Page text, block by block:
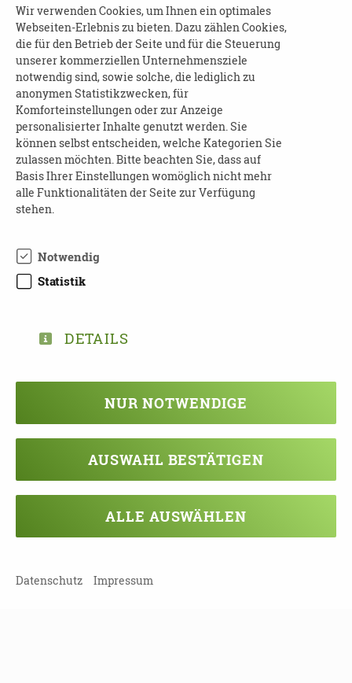
Anmeldung erforderlich
AUSKÜNFTE:
Maßnahme Kompetenzaufgaben Demenz
Frau Augustin, Frau Backhaus
Telefon: 0351-416 60 47
E-Mail:demenz@dpbv-online.de
Internet:www.dpbv-online.de
DOWNLOAD
MMD_2023-3.Q.PDF
TEILEN
ZURÜCK ZUR ÜBERSICHT
Wir verwenden Cookies, um Ihnen ein optimales
Webseiten-Erlebnis zu bieten. Dazu zählen Cookies,
die für den Betrieb der Seite und für die Steuerung
unserer kommerziellen Unternehmensziele
notwendig sind, sowie solche, die lediglich zu
anonymen Statistikzwecken, für
Komforteinstellungen oder zur Anzeige
personalisierter Inhalte genutzt werden. Sie
können selbst entscheiden, welche Kategorien Sie
zulassen möchten. Bitte beachten Sie, dass auf
Basis Ihrer Einstellungen womöglich nicht mehr
alle Funktionalitäten der Seite zur Verfügung
stehen.
Notwendig
Statistik
DETAILS
NUR NOTWENDIGE
AUSWAHL BESTÄTIGEN
ALLE AUSWÄHLEN
Datenschutz Impressum